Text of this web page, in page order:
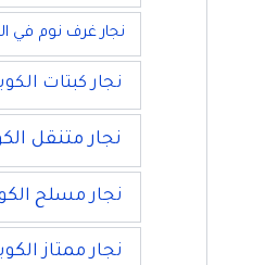
نجار غرف نوم في
نجار كبتات
نجار متنقل
نجار مسلح
نجار ممتاز